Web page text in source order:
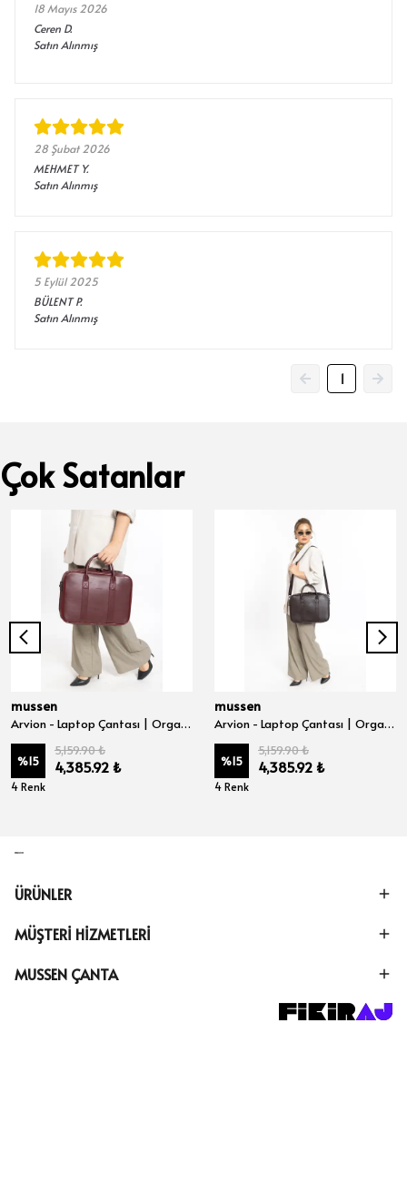
18 Mayıs 2026
Ceren D.
Satın Alınmış
28 Şubat 2026
MEHMET Y.
Satın Alınmış
5 Eylül 2025
BÜLENT P.
Satın Alınmış
1
Çok Satanlar
mussen
Arvion - Laptop Çantası | Organizer Evrak ve Bilgisayar Çantası 15", 15.6" ve 16" inç - Bordo Nova
%15
5,159.90 ₺
4,385.92 ₺
4 Renk
mussen
Arvion - Laptop Çantası | Organizer Evrak ve Bilgisayar Çantası 15", 15.6" ve 16" inç - Kahve Nova
%15
5,159.90 ₺
4,385.92 ₺
4 Renk
ÜRÜNLER
MÜŞTERİ HİZMETLERİ
MUSSEN ÇANTA